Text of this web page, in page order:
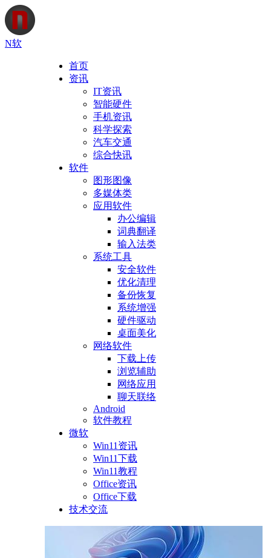
N软
首页
资讯
IT资讯
智能硬件
手机资讯
科学探索
汽车交通
综合快讯
软件
图形图像
多媒体类
应用软件
办公编辑
词典翻译
输入法类
系统工具
安全软件
优化清理
备份恢复
系统增强
硬件驱动
桌面美化
网络软件
下载上传
浏览辅助
网络应用
聊天联络
Android
软件教程
微软
Win11资讯
Win11下载
Win11教程
Office资讯
Office下载
技术交流